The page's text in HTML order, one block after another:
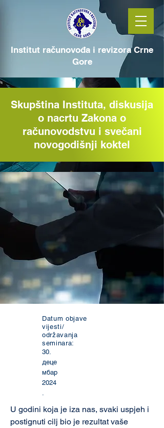
Institut računovođa i revizora Crne
Gore
Skupština Instituta, diskusija
o nacrtu Zakona o
računovodstvu i svečani
novogodišnji koktel
Datum objave
vijesti/
održavanja
seminara:
30.
деце
мбар
2024
.
U godini koja je iza nas, svaki uspjeh i
postignuti cilj bio je rezultat vaše